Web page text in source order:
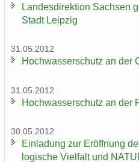
Lan­des­di­rek­ti­on Sach­sen
Stadt Leip­zig
31.05.2012
Hoch­was­ser­schutz an der
31.05.2012
Hoch­was­ser­schutz an der
30.05.2012
Ein­la­dung zur Er­öff­nung
lo­gi­sche Viel­falt und